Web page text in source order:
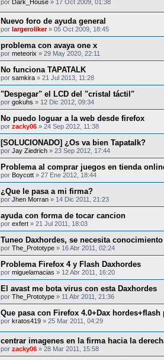
por Dark_House » 17 Oct 2009, 01:38
Nuevo foro de ayuda general
por largeroliker» 05 Oct 2009, 18:45
problema con avaya one x
por meteorix » 29 May 2020, 22:11
No funciona TAPATALK
por samkira » 21 Jul 2013, 11:28
"Despegar" el LCD del "cristal táctil"
por gokuhs » 12 Dic 2012, 09:34
No puedo loguar a la web desde firefox
por zacky06 » 24 Sep 2012, 11:38
[SOLUCIONADO] ¿Os va bien Tapatalk?
por Jay Ziedrich » 23 Sep 2012, 17:44
Problema al comprar juegos en tienda
por Boycott » 27 Ene 2012, 18:44
¿Que le pasa a mi firma?
por Jhen Morran » 14 Dic 2011, 21:23
ayuda con forma de tocar cancion
por exfert » 21 Jul 2011, 18:03
Tuneo Daxhordes, se necesita conocimiento
por The_Prototype » 16 Abr 2011, 02:24
Problema Firefox 4 y Flash Daxhordes
por miguelamacias » 12 Abr 2011, 16:20
El avast me bota virus con esta Daxhordes
por The_Prototype » 11 Abr 2011, 21:36
Que pasa con Firefox 4.0+Dax hordes+flash
por kratos419 » 25 Mar 2011, 04:29
centrar imagenes en la firma hacia la
por zacky06 » 28 Mar 2011, 15:58